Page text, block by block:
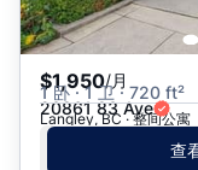
$1,950/月
1 卧 · 1 卫 · 720 ft²
20861 83 Ave
Langley, BC · 整间公寓
查